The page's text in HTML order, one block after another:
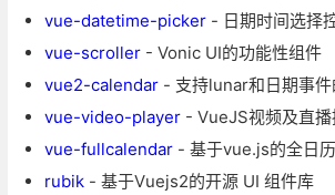
vue-datetime-picker- 日期时间选择
vue-scroller- Vonic UI的功能性组件
vue2-calendar- 支持lunar和日期事件
vue-video-player- VueJS视频及直播
vue-fullcalendar- 基于vue.js的全日
rubik- 基于Vuejs2的开源 UI 组件库